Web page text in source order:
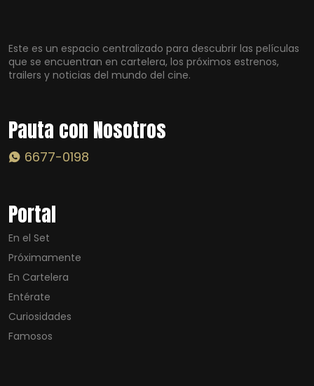
Este es un espacio centralizado para descubrir las películas
que se encuentran en cartelera, los próximos estrenos,
trailers y noticias del mundo del cine.
Pauta con Nosotros
6677-0198
Portal
En el Set
Próximamente
En Cartelera
Entérate
Curiosidades
Famosos